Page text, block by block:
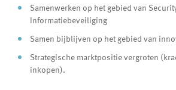
Samenwerken op het gebied van
Informatiebeveiliging
Samen bijblijven op het gebied van
Strategische marktpositie vergroten
inkopen).